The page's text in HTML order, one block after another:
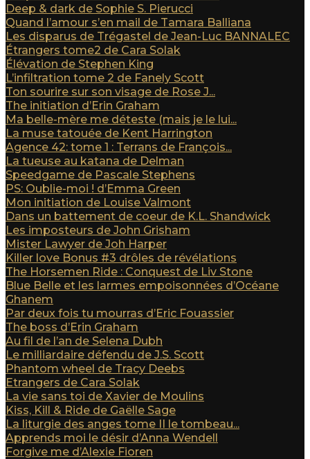
Deep & dark de Sophie S. Pierucci
Quand l’amour s’en mail de Tamara Balliana
Les disparus de Trégastel de Jean-Luc BANNALEC
Étrangers tome2 de Cara Solak
Élévation de Stephen King
L’infiltration tome 2 de Fanely Scott
Ton sourire sur son visage de Rose J...
The initiation d’Erin Graham
Ma belle-mère me déteste (mais je le lui...
La muse tatouée de Kent Harrington
Agence 42: tome 1 : Terrans de François...
La tueuse au katana de Delman
Speedgame de Pascale Stephens
PS: Oublie-moi ! d’Emma Green
Mon initiation de Louise Valmont
Dans un battement de coeur de K.L. Shandwick
Les imposteurs de John Grisham
Mister Lawyer de Joh Harper
Killer love Bonus #3 drôles de révélations
The Horsemen Ride : Conquest de Liv Stone
Blue Belle et les larmes empoisonnées d’Océane
Ghanem
Par deux fois tu mourras d’Eric Fouassier
The boss d’Erin Graham
Au fil de l’an de Selena Dubh
Le milliardaire défendu de J.S. Scott
Phantom wheel de Tracy Deebs
Etrangers de Cara Solak
La vie sans toi de Xavier de Moulins
Kiss, Kill & Ride de Gaëlle Sage
La liturgie des anges tome II le tombeau...
Apprends moi le désir d’Anna Wendell
Forgive me d’Alexie Fioren